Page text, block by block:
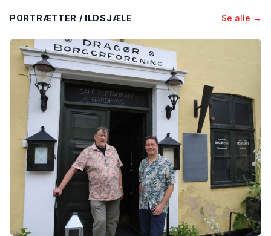
PORTRÆTTER / ILDSJÆLE Se alle →